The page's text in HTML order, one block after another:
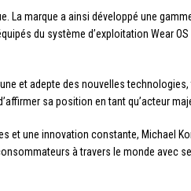
La marque a ainsi développé une
du système d’exploitation Wear
et adepte des nouvelles
sa position en tant qu’acteur
et une innovation constante, Michael
à travers le monde avec